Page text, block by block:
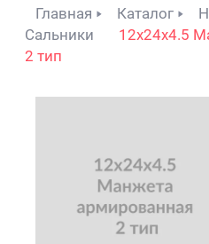
Главная Каталог
Сальники
12x24x4.5
2 тип